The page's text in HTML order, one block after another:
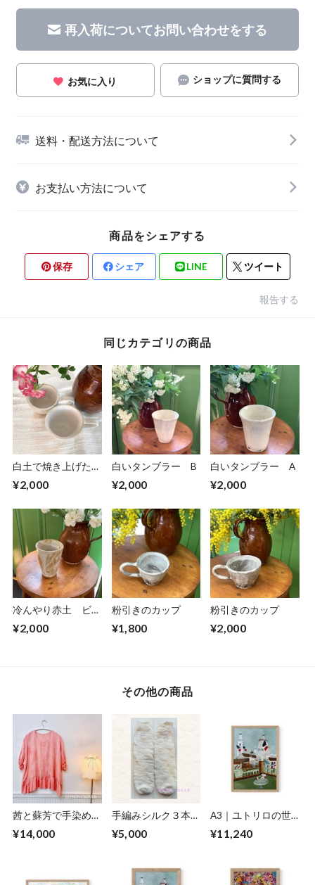
再入荷についてお問い合わせをする
お気に入り ショップに質問する
送料・配送方法について
お支払い方法について
商品をシェアする
保存 シェア LINE ツイート
報告する
同じカテゴリの商品
白土で焼き上げたカ
¥2,000
白いタンブラー B
¥2,000
白いタンブラー A
¥2,000
冷んやり赤土 ビー
¥2,000
粉引きのカップ
¥1,800
粉引きのカップ
¥2,000
その他の商品
茜と蘇芳で手染めし
ウス
¥14,000
手編みシルク３本ど
¥5,000
A3｜ユトリロの世
（フレームあり）
¥11,240